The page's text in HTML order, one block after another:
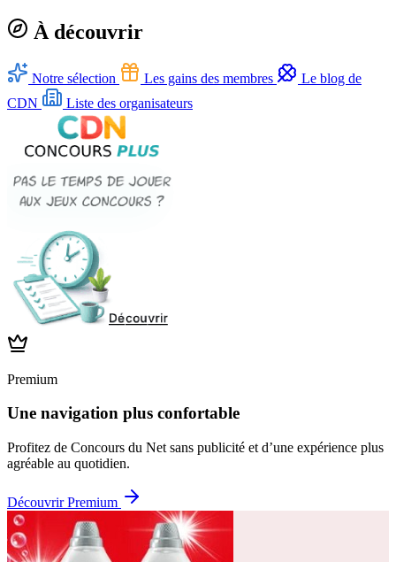
À découvrir
Notre sélection Les gains des membres
Le blog de
CDN
Liste des organisateurs
Premium
Une navigation plus confortable
Profitez de Concours du Net sans publicité et d’une expérience plus
agréable au quotidien.
Découvrir Premium